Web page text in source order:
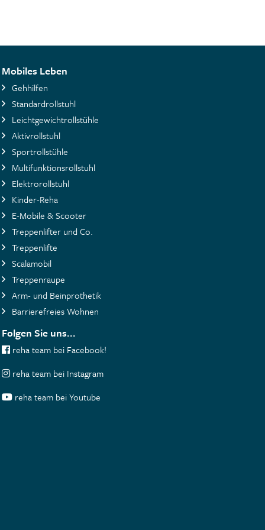
Mobiles Leben
Gehhilfen
Standardrollstuhl
Leichtgewichtrollstühle
Aktivrollstuhl
Sportrollstühle
Multifunktionsrollstuhl
Elektrorollstuhl
Kinder-Reha
E-Mobile & Scooter
Treppenlifter und Co.
Treppenlifte
Scalamobil
Treppenraupe
Arm- und Beinprothetik
Barrierefreies Wohnen
Folgen Sie uns...
reha team bei Facebook!
reha team bei Instagram
reha team bei Youtube